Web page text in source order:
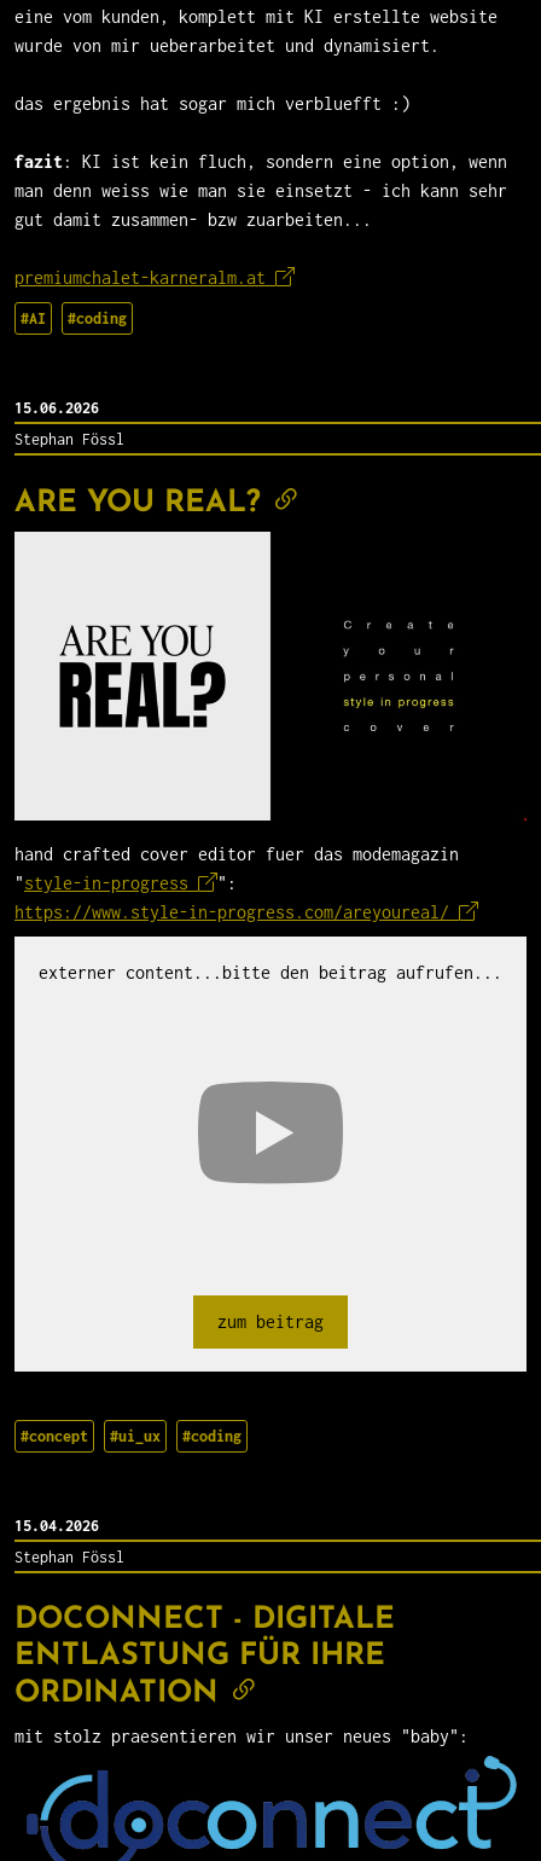
eine vom kunden, komplett mit KI erstellte website
wurde von mir ueberarbeitet und dynamisiert.
das ergebnis hat sogar mich verbluefft :)
fazit: KI ist kein fluch, sondern eine option, wenn
man denn weiss wie man sie einsetzt - ich kann sehr
gut damit zusammen- bzw zuarbeiten...
premiumchalet-karneralm.at
#AI #coding
15.06.2026
Stephan Fössl
ARE YOU REAL?
hand crafted cover editor fuer das modemagazin
"style-in-progress
":
https://www.style-in-progress.com/areyoureal/
externer content...bitte den beitrag aufrufen...
zum beitrag
#concept #ui_ux #coding
15.04.2026
Stephan Fössl
DOCONNECT - DIGITALE
ENTLASTUNG FÜR IHRE
ORDINATION
mit stolz praesentieren wir unser neues "baby":